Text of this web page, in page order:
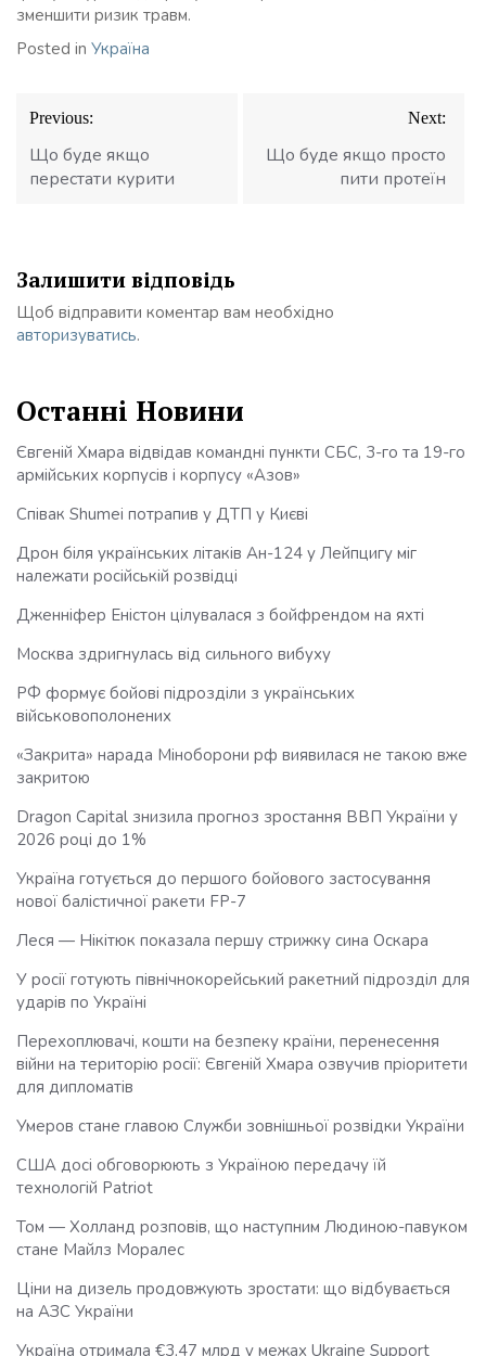
зменшити ризик травм.
Posted in Україна
Навігація
записів
Previous:
Що буде якщо
перестати курити
Next:
Що буде якщо просто
пити протеїн
Залишити відповідь
Щоб відправити коментар вам необхідно
авторизуватись.
Останні Новини
Євгеній Хмара відвідав командні пункти СБС, 3-го та 19-го
армійських корпусів і корпусу «Азов»
Співак Shumei потрапив у ДТП у Києві
Дрон біля українських літаків Ан-124 у Лейпцигу міг
належати російській розвідці
Дженніфер Еністон цілувалася з бойфрендом на яхті
Москва здригнулась від сильного вибуху
РФ формує бойові підрозділи з українських
військовополонених
«Закрита» нарада Міноборони рф виявилася не такою вже
закритою
Dragon Capital знизила прогноз зростання ВВП України у
2026 році до 1%
Україна готується до першого бойового застосування
нової балістичної ракети FP-7
Леся — Нікітюк показала першу стрижку сина Оскара
У росії готують північнокорейський ракетний підрозділ для
ударів по Україні
Перехоплювачі, кошти на безпеку країни, перенесення
війни на територію росії: Євгеній Хмара озвучив пріоритети
для дипломатів
Умеров стане главою Служби зовнішньої розвідки України
США досі обговорюють з Україною передачу їй
технологій Patriot
Том — Холланд розповів, що наступним Людиною-павуком
стане Майлз Моралес
Ціни на дизель продовжують зростати: що відбувається
на АЗС України
Україна отримала €3,47 млрд у межах Ukraine Support